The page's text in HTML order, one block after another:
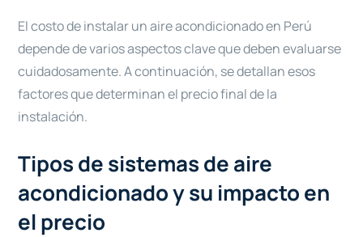
El costo de instalar un aire acondicionado en Perú
depende de varios aspectos clave que deben evaluarse
cuidadosamente. A continuación, se detallan esos
factores que determinan el precio final de la
instalación.
Tipos de sistemas de aire
acondicionado y su impacto en
el precio